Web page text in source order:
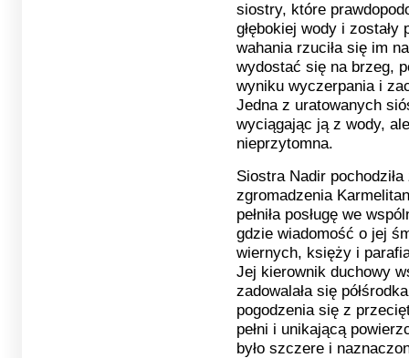
siostry, które
głębokiej wody i
wahania rzuciła się im
wydostać się na brzeg,
wyniku wyczerpania i
Jedna z uratowanych
wyciągając ją z wody,
nieprzytomna.
Siostra Nadir
zgromadzenia
pełniła posługę we
gdzie wiadomość o jej
wiernych, księży i
Jej kierownik duchowy
zadowalała się
pogodzenia się z
pełni i unikającą
było szczere i